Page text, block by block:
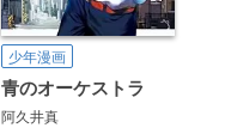
少年漫画
青のオーケストラ
阿久井真